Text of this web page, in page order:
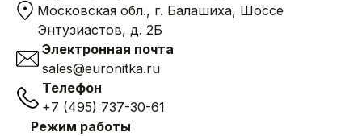
Московская обл., г. Балашиха, Шоссе
Энтузиастов, д. 2Б
Электронная почта
sales@euronitka.ru
Телефон
+7 (495) 737-30-61
Режим работы